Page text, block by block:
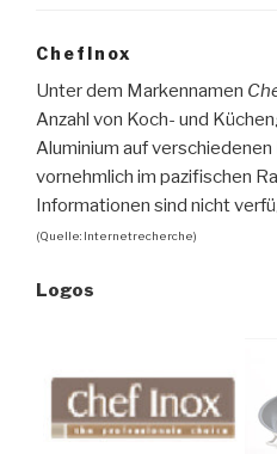
ChefInox
Unter dem Markennamen
Anzahl von Koch- und
Aluminium auf
vornehmlich im pazifischen
Informationen sind nicht
(Quelle: Internetrecherche)
Logos